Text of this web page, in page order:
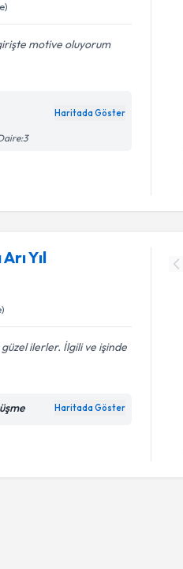
motive oluyorum
Haritada Göster
Yıl
ilerler. İlgili ve işinde
Haritada Göster